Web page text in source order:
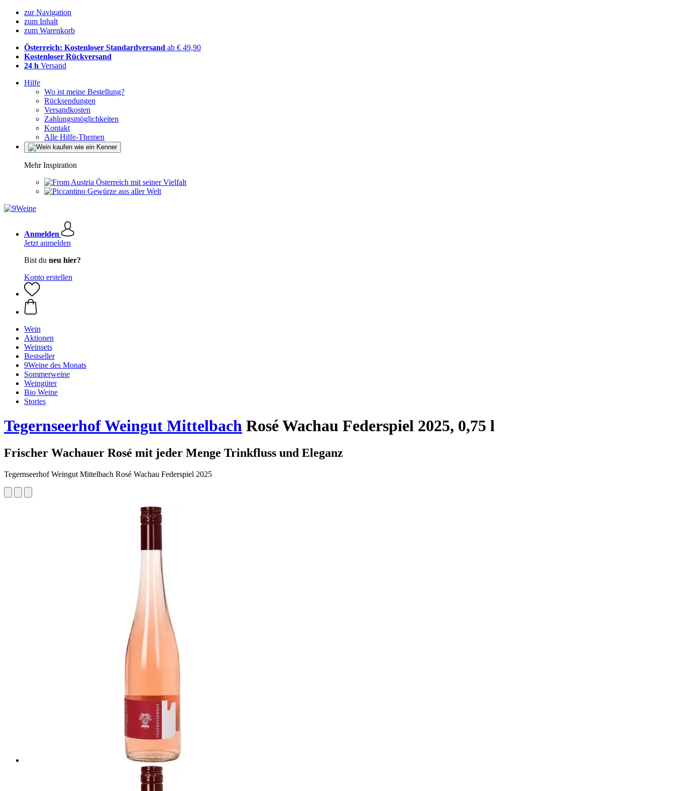
zur Navigation
zum Inhalt
zum Warenkorb
Österreich: Kostenloser Standardversand ab € 49,90
Kostenloser Rückversand
24 h Versand
Hilfe
Wo ist meine Bestellung?
Rücksendungen
Versandkosten
Zahlungsmöglichkeiten
Kontakt
Alle Hilfe-Themen
Mehr Inspiration
Österreich mit seiner Vielfalt
Gewürze aus aller Welt
Anmelden
Jetzt anmelden
Bist du neu hier?
Konto erstellen
Wein
Aktionen
Weinsets
Bestseller
9Weine des Monats
Sommerweine
Weingüter
Bio Weine
Stories
Tegernseerhof Weingut Mittelbach Rosé Wachau Federspiel 2025, 0,75 l
Frischer Wachauer Rosé mit jeder Menge Trinkfluss und Eleganz
Tegernseerhof Weingut Mittelbach Rosé Wachau Federspiel 2025